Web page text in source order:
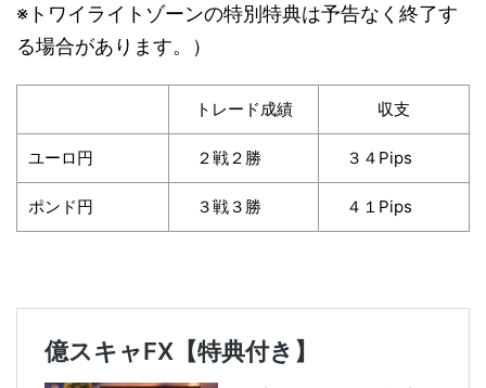
※トワイライトゾーンの特別特典は予告なく終了す
る場合があります。）
トレード成績 収支
ユーロ円 ２戦２勝 ３４Pips
ポンド円 ３戦３勝 ４１Pips